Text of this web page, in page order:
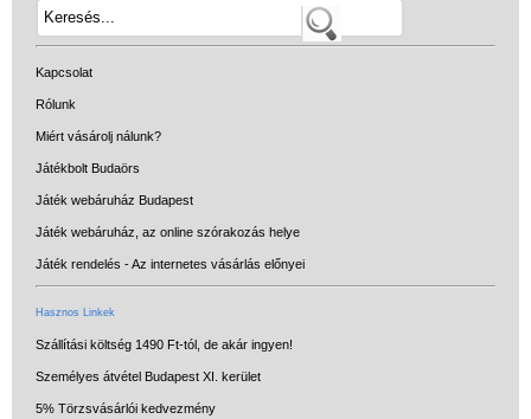
Kapcsolat
Rólunk
Miért vásárolj nálunk?
Játékbolt Budaörs
Játék webáruház Budapest
Játék webáruház, az online szórakozás helye
Játék rendelés - Az internetes vásárlás előnyei
Hasznos Linkek
Szállítási költség 1490 Ft-tól, de akár ingyen!
Személyes átvétel Budapest XI. kerület
5% Törzsvásárlói kedvezmény